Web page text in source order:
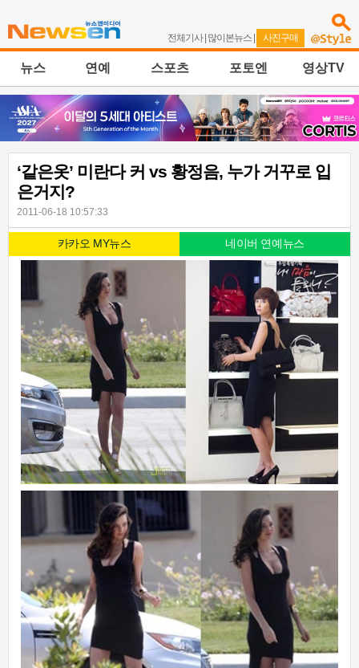
전체기사| 많이본뉴스 | 사진구매
뉴스 연예 스포츠 포토엔 영상TV
‘같은옷’ 미란다 커 vs 황정음, 누가 거꾸로 입
은거지?
2011-06-18 10:57:33
카카오 MY뉴스 네이버 연예뉴스